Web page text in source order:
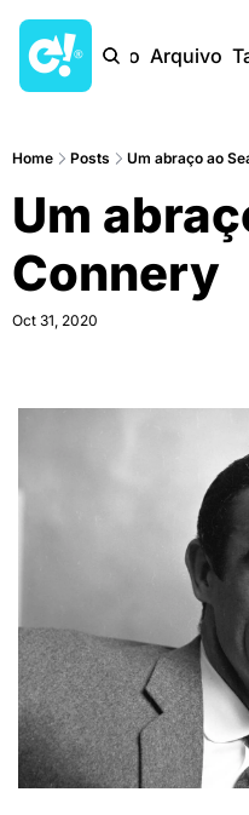
Início Arquivo
Home Posts Um abraço ao
Um
Connery
Oct 31, 2020